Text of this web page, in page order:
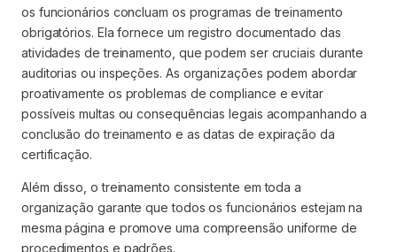
os funcionários concluam os programas de treinamento
obrigatórios. Ela fornece um registro documentado das
atividades de treinamento, que podem ser cruciais durante
auditorias ou inspeções. As organizações podem abordar
proativamente os problemas de compliance e evitar
possíveis multas ou consequências legais acompanhando a
conclusão do treinamento e as datas de expiração da
certificação.
Além disso, o treinamento consistente em toda a
organização garante que todos os funcionários estejam na
mesma página e promove uma compreensão uniforme de
procedimentos e padrões.